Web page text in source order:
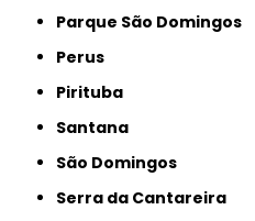
Parque São Domingos
Perus
Pirituba
Santana
São Domingos
Serra da Cantareira